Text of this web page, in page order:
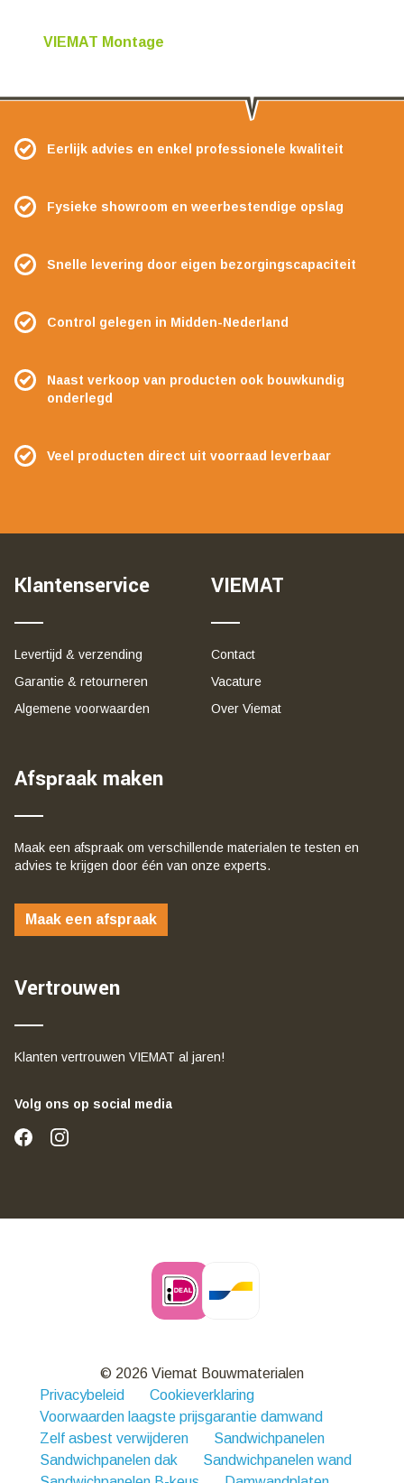
VIEMAT Montage
Eerlijk advies en enkel professionele kwaliteit
Fysieke showroom en weerbestendige opslag
Snelle levering door eigen bezorgingscapaciteit
Control gelegen in Midden-Nederland
Naast verkoop van producten ook bouwkundig
onderlegd
Veel producten direct uit voorraad leverbaar
Klantenservice
Levertijd & verzending
Garantie & retourneren
Algemene voorwaarden
VIEMAT
Contact
Vacature
Over Viemat
Afspraak maken
Maak een afspraak om verschillende materialen te testen en
advies te krijgen door één van onze experts.
Maak een afspraak
Vertrouwen
Klanten vertrouwen VIEMAT al jaren!
Volg ons op social media
© 2026 Viemat Bouwmaterialen
Privacybeleid
Cookieverklaring
Voorwaarden laagste prijsgarantie damwand
Zelf asbest verwijderen
Sandwichpanelen
Sandwichpanelen dak
Sandwichpanelen wand